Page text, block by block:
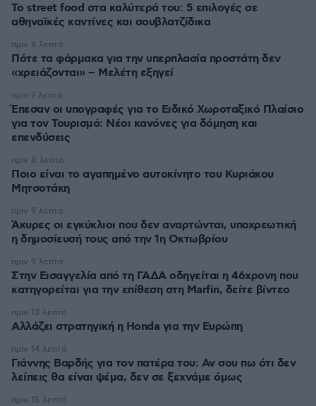
Το street food στα καλύτερά του: 5 επιλογές σε
αθηναϊκές καντίνες και σουβλατζίδικα
Πότε τα φάρμακα για την υπερπλασία προστάτη δεν
«χρειάζονται» – Μελέτη εξηγεί
πριν 6 λεπτά
Έπεσαν οι υπογραφές για το Ειδικό Χωροταξικό Πλαίσιο
για τον Τουρισμό: Νέοι κανόνες για δόμηση και
επενδύσεις
πριν 7 λεπτά
Ποιο είναι το αγαπημένο αυτοκίνητο του Κυριάκου
Μητσοτάκη
πριν 8 λεπτά
Άκυρες οι εγκύκλιοι που δεν αναρτώνται, υποχρεωτική
η δημοσίευσή τους από την 1η Οκτωβρίου
πριν 9 λεπτά
Στην Εισαγγελία από τη ΓΑΔΑ οδηγείται η 46χρονη που
κατηγορείται για την επίθεση στη Marfin, δείτε βίντεο
πριν 9 λεπτά
Αλλάζει στρατηγική η Honda για την Ευρώπη
πριν 13 λεπτά
Γιάννης Βαρδής για τον πατέρα του: Αν σου πω ότι δεν
λείπεις θα είναι ψέμα, δεν σε ξεχνάμε όμως
πριν 14 λεπτά
πριν 15 λεπτά